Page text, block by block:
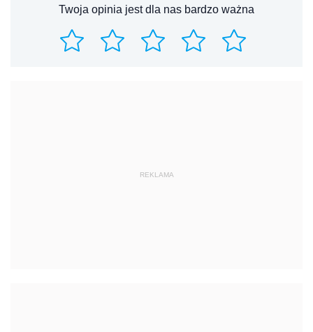
Twoja opinia jest dla nas bardzo ważna
REKLAMA